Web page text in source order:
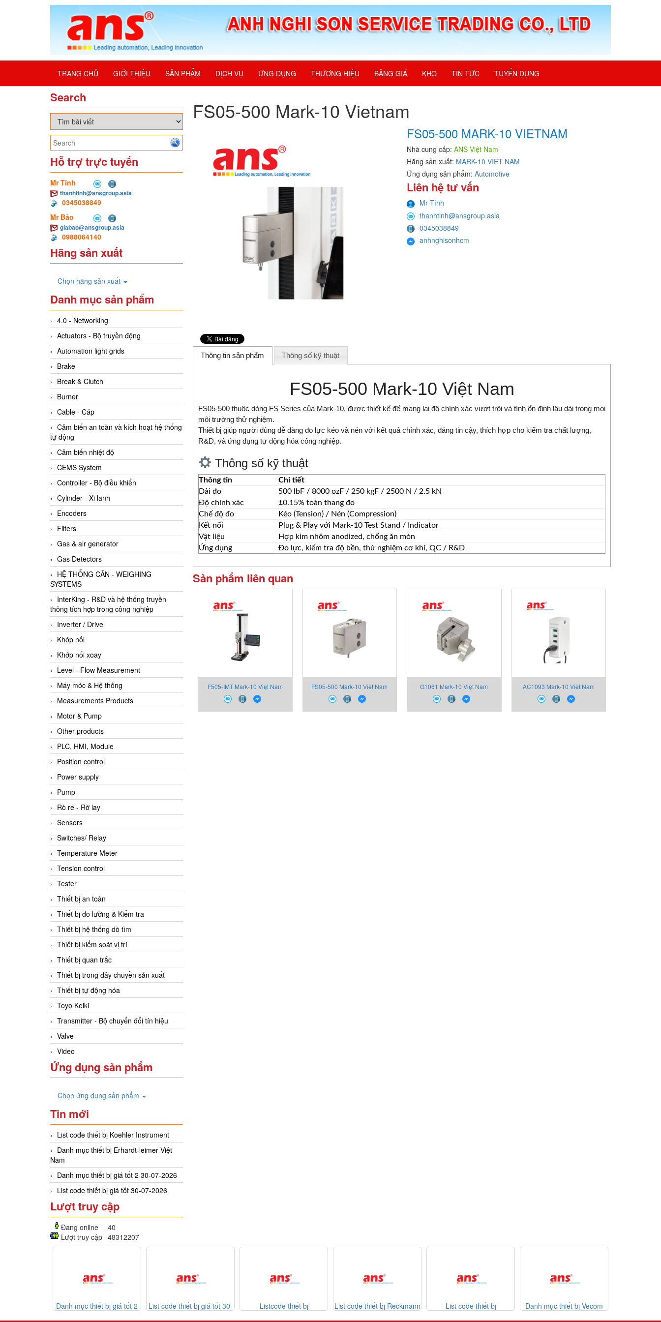
TRANG CHỦ GIỚI THIỆU SẢN PHẨM DỊCH VỤ ỨNG DỤNG THƯƠNG HIỆU BẢNG GIÁ KHO TIN TỨC TUYỂN DỤNG
Search
Hỗ trợ trực tuyến
Mr Tính
thanhtinh@ansgroup.asia
0345038849
Mr Bảo
giabao@ansgroup.asia
0988064140
Hãng sản xuất
Chọn hãng sản xuất
Danh mục sản phẩm
4.0 - Networking
Actuators - Bộ truyền động
Automation light grids
Brake
Break & Clutch
Burner
Cable - Cáp
Cảm biến an toàn và kích hoạt hệ thống
tự động
Cảm biến nhiệt độ
CEMS System
Controller - Bộ điều khiển
Cylinder - Xi lanh
Encoders
Filters
Gas & air generator
Gas Detectors
HỆ THỐNG CÂN - WEIGHING
SYSTEMS
InterKing - R&D và hệ thống truyền
thông tích hợp trong công nghiệp
Inverter / Drive
Khớp nối
Khớp nối xoay
Level - Flow Measurement
Máy móc & Hệ thống
Measurements Products
Motor & Pump
Other products
PLC, HMI, Module
Position control
Power supply
Pump
Rò re - Rờ lay
Sensors
Switches/ Relay
Temperature Meter
Tension control
Tester
Thiết bị an toàn
Thiết bị đo lường & Kiểm tra
Thiết bị hệ thống dò tìm
Thiết bị kiểm soát vị trí
Thiết bị quan trắc
Thiết bị trong dây chuyền sản xuất
Thiết bị tự động hóa
Toyo Keiki
Transmitter - Bộ chuyển đổi tín hiệu
Valve
Video
Ứng dụng sản phẩm
Chọn ứng dụng sản phẩm
Tin mới
List code thiết bị Koehler Instrument
Danh mục thiết bị Erhardt-leimer Việt
Nam
Danh mục thiết bị giá tốt 2 30-07-2026
List code thiết bị giá tốt 30-07-2026
Lượt truy cập
Đang online
40
Lượt truy cập 48312207
FS05-500 Mark-10 Vietnam
FS05-500 MARK-10 VIETNAM
Nhà cung cấp: ANS Việt Nam
Hãng sản xuất: MARK-10 VIET NAM
Ứng dụng sản phẩm: Automotive
Liên hệ tư vấn
Mr Tính
thanhtinh@ansgroup.asia
0345038849
anhnghisonhcm
Thông tin sản phẩm Thông số kỹ thuật
FS05-500 Mark-10 Việt Nam
FS05-500 thuộc dòng FS Series của Mark-10, được thiết kế để mang lại độ chính xác vượt trội và tính ổn định lâu dài trong mọi
môi trường thử nghiệm.
Thiết bị giúp người dùng dễ dàng đo lực kéo và nén với kết quả chính xác, đáng tin cậy, thích hợp cho kiểm tra chất lượng,
R&D, và ứng dụng tự động hóa công nghiệp.
Thông số kỹ thuật
Thông tin
Chi tiết
Dải đo
500 lbF / 8000 ozF / 250 kgF / 2500 N / 2.5 kN
Độ chính xác
±0.15% toàn thang đo
Chế độ đo
Kéo (Tension) / Nén (Compression)
Kết nối
Plug & Play với Mark-10 Test Stand / Indicator
Vật liệu
Hợp kim nhôm anodized, chống ăn mòn
Ứng dụng
Đo lực, kiểm tra độ bền, thử nghiệm cơ khí, QC / R&D
Sản phẩm liên quan
F505-IMT Mark-10 Việt Nam FS05-500 Mark-10 Việt Nam G1061 Mark-10 Việt Nam AC1093 Mark-10 Việt Nam
thiết bị giá tốt 2
List code thiết bị giá tốt 30-
Listcode thiết bị
List code thiết bị Reckmann
List code thiết bị
Danh mục thiết bị Vecom
Danh mục thiết bị Watlow